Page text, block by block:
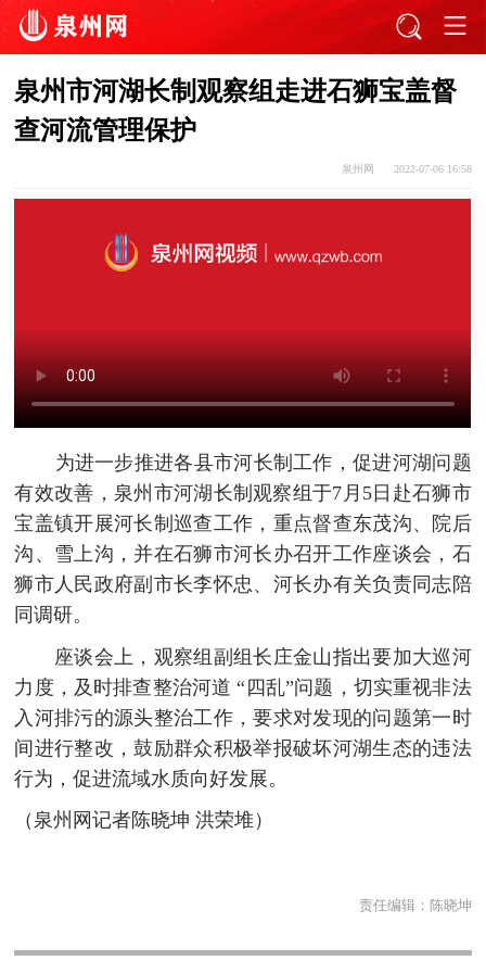
泉州市河湖长制观察组走进石狮宝盖督
查河流管理保护
泉州网 2022-07-06 16:58
为进一步推进各县市河长制工作，促进河湖问题
有效改善，泉州市河湖长制观察组于7月5日赴石狮市
宝盖镇开展河长制巡查工作，重点督查东茂沟、院后
沟、雪上沟，并在石狮市河长办召开工作座谈会，石
狮市人民政府副市长李怀忠、河长办有关负责同志陪
同调研。
座谈会上，观察组副组长庄金山指出要加大巡河
力度，及时排查整治河道 “四乱”问题，切实重视非法
入河排污的源头整治工作，要求对发现的问题第一时
间进行整改，鼓励群众积极举报破坏河湖生态的违法
行为，促进流域水质向好发展。
（泉州网记者陈晓坤 洪荣堆）
责任编辑： 陈晓坤